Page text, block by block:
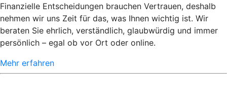
Finanzielle Entscheidungen brauchen Vertrauen, deshalb
nehmen wir uns Zeit für das, was Ihnen wichtig ist. Wir
beraten Sie ehrlich, verständlich, glaubwürdig und immer
persönlich – egal ob vor Ort oder online.
Mehr erfahren